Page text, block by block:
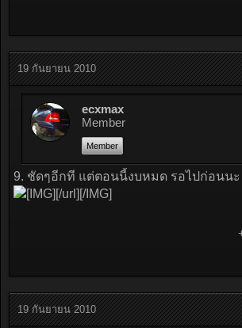
19 กันยายน 2010
ecxmax
Member
Member
9. ชัดๆอีกที แต่ตอนนี้งบหมด รอไปก่อนนะ
[/url][/IMG]
19 กันยายน 2010